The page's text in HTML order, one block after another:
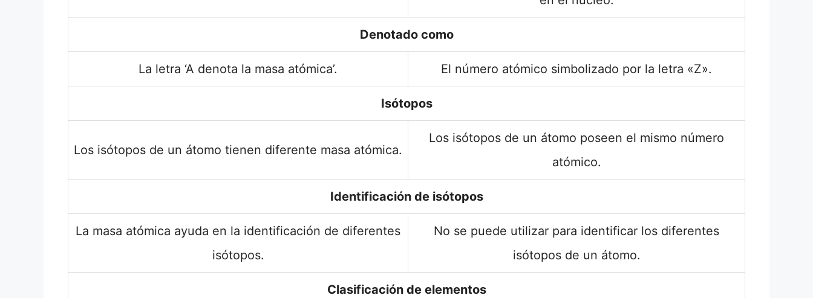
Denotado como
La letra ‘A denota la masa atómica’. El número atómico simbolizado por la letra «Z».
Isótopos
Los isótopos de un átomo tienen diferente masa atómica.
Los isótopos de un átomo poseen el mismo número
atómico.
Identificación de isótopos
La masa atómica ayuda en la identificación de diferentes
isótopos.
No se puede utilizar para identificar los diferentes
isótopos de un átomo.
Clasificación de elementos